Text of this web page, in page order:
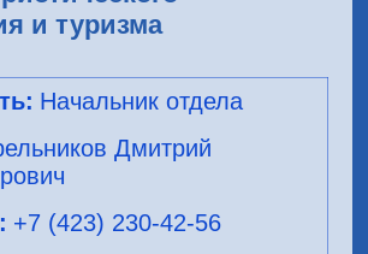
и туризма
Начальник отдела
Дмитрий
+7 (423) 230-42-56